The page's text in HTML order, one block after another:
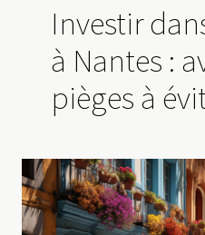
Investir
à Nantes :
pièges à